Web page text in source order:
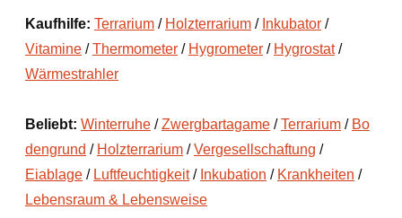
Kaufhilfe: Terrarium / Holzterrarium / Inkubator /
Vitamine /Thermometer / Hygrometer / Hygrostat/
Wärmestrahler
Beliebt: Winterruhe /Zwergbartagame /Terrarium / Bo
dengrund / Holzterrarium /Vergesellschaftung /
Eiablage / Luftfeuchtigkeit/ Inkubation / Krankheiten /
Lebensraum & Lebensweise